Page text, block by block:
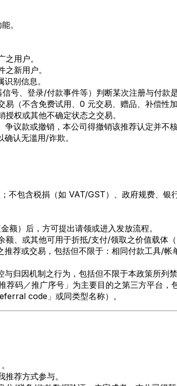
。
用户。
新用户。
别信息。
号、登录/付款事件等）判断某次注册与付款
（不含免费试用、0 元交易、赠品、补偿性
权或其他不确定状态之交易。
争议款或撤销，本公司得撤销该推荐认定并不
认无滥用/诈欺。
不包含税捐（如 VAT/GST）、政府规费、
额）后，方可提出请领或进入发放流程。
、或其他可用于折抵/支付/领取之价值载体（
推荐或交易，包括但不限于：相同付款工具/
归因机制之行为，包括但不限于本政策所列禁
码／推广序号」为主要目的之第三方平台
code」或同类型名称）。
荐方式参与。